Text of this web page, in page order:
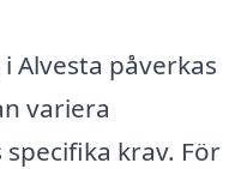
Alvesta påverkas
variera
krav. För